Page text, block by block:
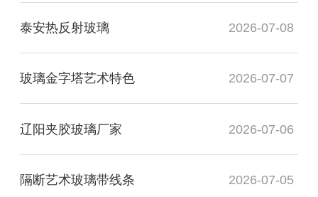
泰安热反射玻璃 2026-07-08
玻璃金字塔艺术特色 2026-07-07
辽阳夹胶玻璃厂家 2026-07-06
隔断艺术玻璃带线条 2026-07-05